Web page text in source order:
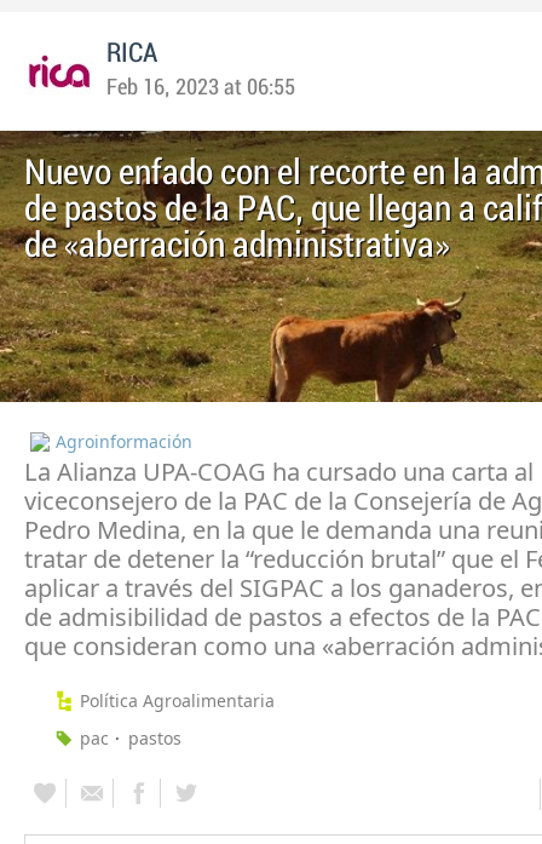
RICA
Feb 16, 2023 at 06:55
Nuevo enfado con el recorte en la
de pastos de la PAC, que llegan a
de «aberración administrativa»
Agroinformación
La Alianza UPA-COAG ha cursado una carta al
viceconsejero de la PAC de la Consejería de
Pedro Medina, en la que le demanda una
tratar de detener la “reducción brutal” que el
aplicar a través del SIGPAC a los ganaderos,
de admisibilidad de pastos a efectos de la
que consideran como una «aberración
Política Agroalimentaria
pac
pastos